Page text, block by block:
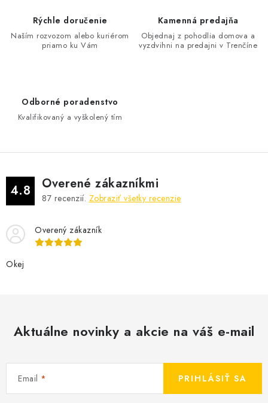
ZNAČKY
Formulár na odstúpenie od zmluvy
Formulár na reklamáciu tovaru
Rýchle doručenie
Naším rozvozom alebo kuriérom
priamo ku Vám
Kamenná predajňa
Objednaj z pohodlia domova a
vyzdvihni na predajni v Trenčíne
Odborné poradenstvo
Kvalifikovaný a vyškolený tím
4.8 Overené zákazníkmi
87 recenzií. Zobraziť všetky recenzie
Overený zákazník
Okej
Aktuálne novinky a akcie na váš e-mail
Email PRIHLÁSIŤ SA